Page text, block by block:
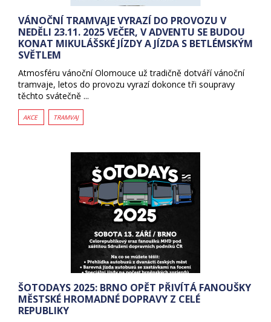
VÁNOČNÍ TRAMVAJE VYRAZÍ DO PROVOZU V
NEDĚLI 23.11. 2025 VEČER, V ADVENTU SE BUDOU
KONAT MIKULÁŠSKÉ JÍZDY A JÍZDA S BETLÉMSKÝM
SVĚTLEM
Atmosféru vánoční Olomouce už tradičně dotváří vánoční
tramvaje, letos do provozu vyrazí dokonce tři soupravy
těchto svátečně ...
AKCE TRAMVAJ
ŠOTODAYS 2025: BRNO OPĚT PŘIVÍTÁ FANOUŠKY
MĚSTSKÉ HROMADNÉ DOPRAVY Z CELÉ
REPUBLIKY